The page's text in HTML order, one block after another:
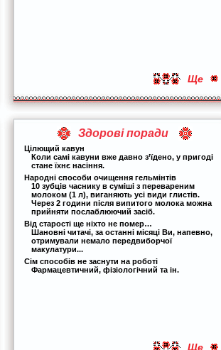
Ще
Здорові поради
Цілющий кавун
Коли самі кавуни вже давно з’їдено, у пригоді
стане їхнє насіння.
Народні способи очищення гельмінтів
10 зубців часнику в суміші з перевареним
молоком (1 л), виганяють усі види глистів.
Через 2 години після випитого молока можна
прийняти послаблюючий засіб.
Від старості ще ніхто не помер…
Шановні читачі, за останні місяці Ви, напевно,
отримували немало передвиборчої
макулатури...
Сім способів не заснути на роботі
Фармацевтичний, фізіологічний та ін.
Ще